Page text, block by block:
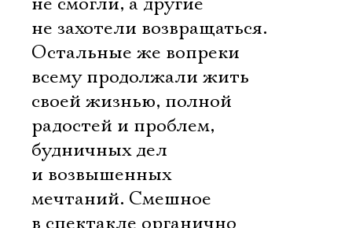
не захотели возвращаться.
Остальные же вопреки
всему продолжали жить
своей жизнью, полной
радостей и проблем,
будничных дел
и возвышенных
мечтаний. Смешное
в спектакле органично